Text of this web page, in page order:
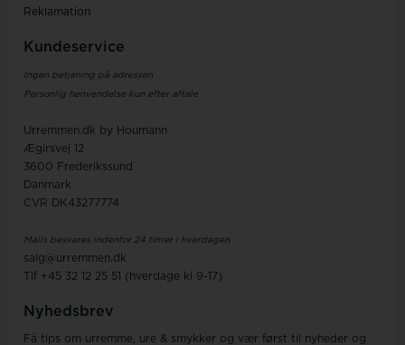
Reklamation
Kundeservice
Ingen betjening på adressen
Personlig henvendelse kun efter aftale
Urremmen.dk by Houmann
Ægirsvej 12
3600 Frederikssund
Danmark
CVR DK43277774
Mails besvares indenfor 24 timer i hverdagen
salg@urremmen.dk
Tlf +45 32 12 25 51 (hverdage kl 9-17)
Nyhedsbrev
Få tips om urremme, ure & smykker og vær først til nyheder og